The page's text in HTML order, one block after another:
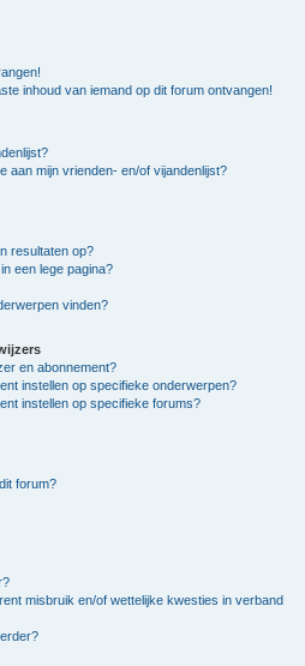
inhoud van iemand op dit forum ontvangen!
aan mijn vrienden- en/of vijandenlijst?
resultaten op?
een lege pagina?
vinden?
en abonnement?
instellen op specifieke onderwerpen?
instellen op specifieke forums?
forum?
misbruik en/of wettelijke kwesties in verband